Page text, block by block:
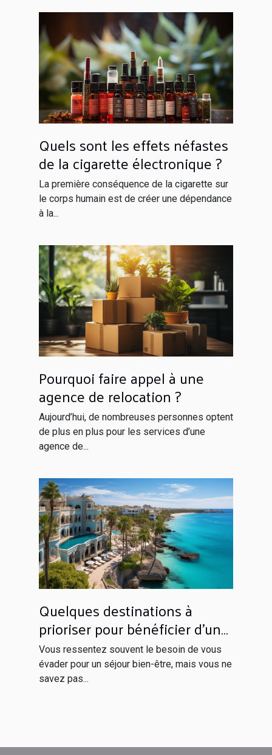
Quels sont les effets néfastes
de la cigarette électronique ?
La première conséquence de la cigarette sur
le corps humain est de créer une dépendance
à la...
Pourquoi faire appel à une
agence de relocation ?
Aujourd’hui, de nombreuses personnes optent
de plus en plus pour les services d’une
agence de...
Quelques destinations à
prioriser pour bénéficier d’un
séjour inoubliable
Vous ressentez souvent le besoin de vous
évader pour un séjour bien-être, mais vous ne
savez pas...